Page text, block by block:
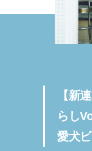
【新
らし
愛犬